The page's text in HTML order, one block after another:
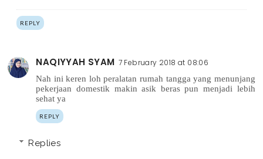
REPLY
NAQIYYAH SYAM 7 February 2018 at 08:06
Nah ini keren loh peralatan rumah tangga yang menunjang
pekerjaan domestik makin asik beras pun menjadi lebih
sehat ya
REPLY
Replies